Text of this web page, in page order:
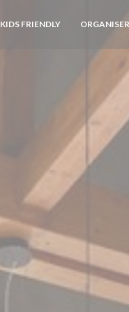
KIDS FRIENDLY ((OUVRE UNE